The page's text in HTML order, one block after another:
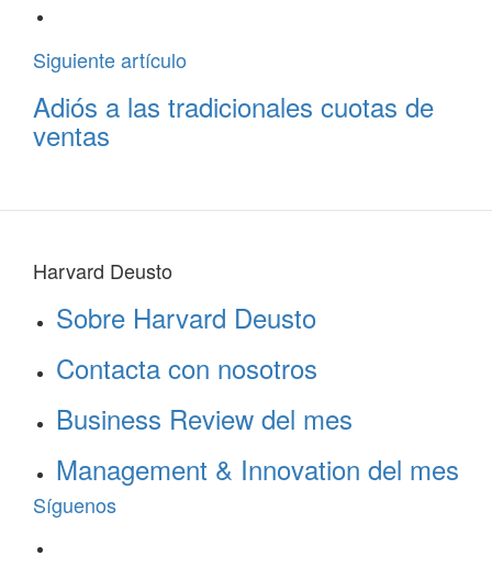
Siguiente artículo
Adiós a las tradicionales cuotas de
ventas
Harvard Deusto
Sobre Harvard Deusto
Contacta con nosotros
Business Review del mes
Management & Innovation del mes
Síguenos